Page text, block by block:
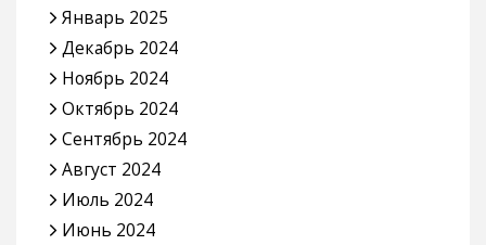
Январь 2025
Декабрь 2024
Ноябрь 2024
Октябрь 2024
Сентябрь 2024
Август 2024
Июль 2024
Июнь 2024